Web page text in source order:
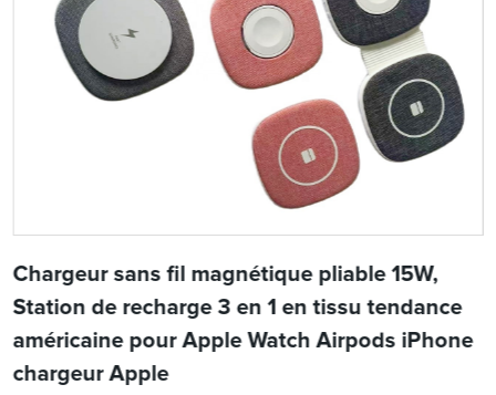
Chargeur sans fil magnétique pliable 15W,
Station de recharge 3 en 1 en tissu tendance
américaine pour Apple Watch Airpods iPhone
chargeur Apple